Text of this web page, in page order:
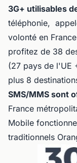
3G+ utilisables
téléphonie,
volonté en
profitez de 38
(27 pays de l'UE
plus 8
SMS/MMS sont
France
Mobile
traditionnels